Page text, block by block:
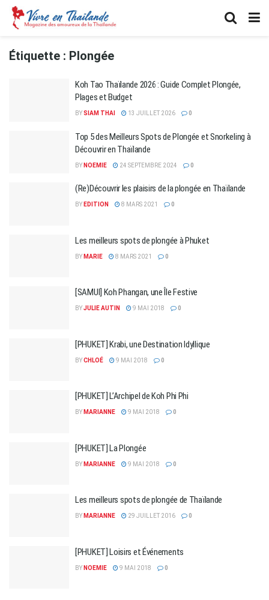
Étiquette : Plongée
Koh Tao Thaïlande 2026 : Guide Complet Plongée,
Plages et Budget
BYSIAM THAI 13 JUILLET 2026 0
Top 5 des Meilleurs Spots de Plongée et Snorkeling à
Découvrir en Thaïlande
BY NOEMIE 24 SEPTEMBRE 2024 0
(Re)Découvrir les plaisirs de la plongée en Thaïlande
BY EDITION 8 MARS 2021 0
Les meilleurs spots de plongée à Phuket
BY MARIE 8 MARS 2021 0
[SAMUI] Koh Phangan, une Île Festive
BYJULIE AUTIN 9 MAI 2018 0
[PHUKET] Krabi, une Destination Idyllique
BYCHLOÉ 9 MAI 2018 0
[PHUKET] L’Archipel de Koh Phi Phi
BY MARIANNE 9 MAI 2018 0
[PHUKET] La Plongée
BY MARIANNE 9 MAI 2018 0
Les meilleurs spots de plongée de Thaïlande
BY MARIANNE 29 JUILLET 2016 0
[PHUKET] Loisirs et Événements
BY NOEMIE 9 MAI 2018 0